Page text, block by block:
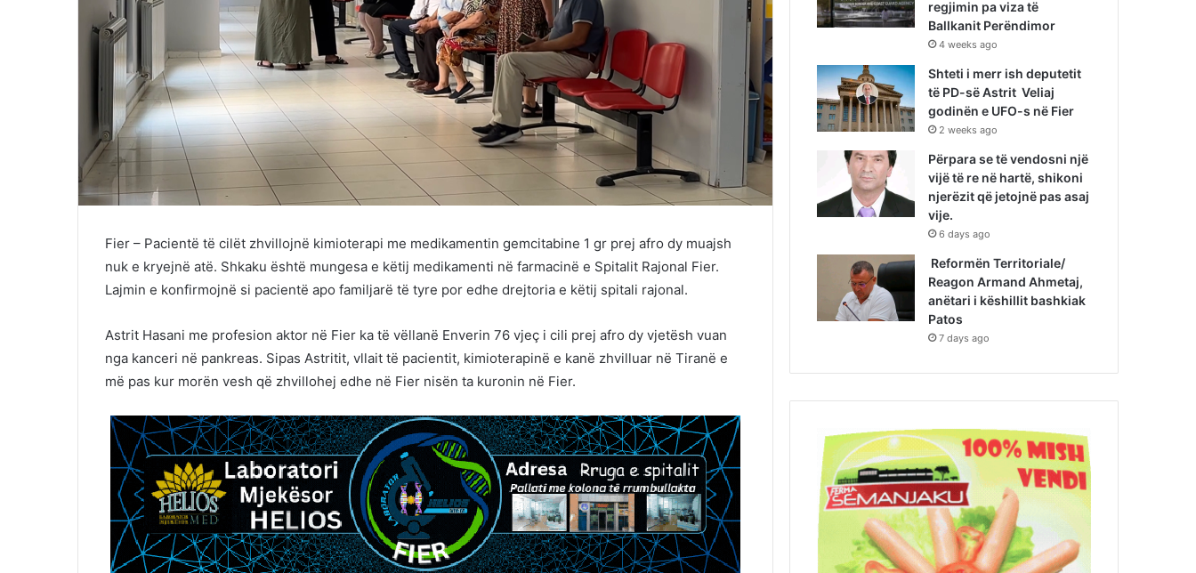
Fier – Pacientë të cilët zhvillojnë kimioterapi me medikamentin gemcitabine 1 gr prej afro dy muajsh
nuk e kryejnë atë. Shkaku është mungesa e këtij medikamenti në farmacinë e Spitalit Rajonal Fier.
Lajmin e konfirmojnë si pacientë apo familjarë të tyre por edhe drejtoria e këtij spitali rajonal.
Astrit Hasani me profesion aktor në Fier ka të vëllanë Enverin 76 vjeç i cili prej afro dy vjetësh vuan
nga kanceri në pankreas. Sipas Astritit, vllait të pacientit, kimioterapinë e kanë zhvilluar në Tiranë e
më pas kur morën vesh që zhvillohej edhe në Fier nisën ta kuronin në Fier.
regjimin pa viza të
Ballkanit Perëndimor
4 weeks ago
Shteti i merr ish deputetit
të PD-së Astrit Veliaj
godinën e UFO-s në Fier
2 weeks ago
Përpara se të vendosni një
vijë të re në hartë, shikoni
njerëzit që jetojnë pas asaj
vije.
6 days ago
Reformën Territoriale/
Reagon Armand Ahmetaj,
anëtari i këshillit bashkiak
Patos
7 days ago